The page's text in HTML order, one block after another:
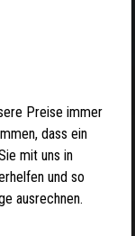
Preise immer
dass ein
mit uns in
und so
ausrechnen.